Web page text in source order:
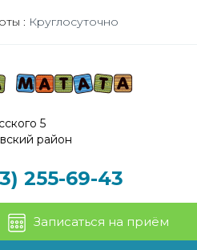
: Круглосуточно
5
район
255-69-43
Записаться на приём